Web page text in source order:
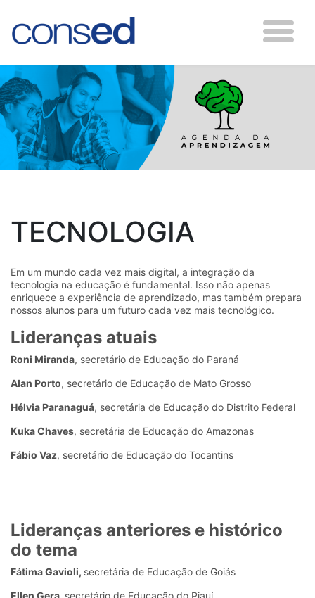
TECNOLOGIA
Em um mundo cada vez mais digital, a integração da
tecnologia na educação é fundamental. Isso não apenas
enriquece a experiência de aprendizado, mas também prepara
nossos alunos para um futuro cada vez mais tecnológico.
Lideranças atuais
Roni Miranda, secretário de Educação do Paraná
Alan Porto, secretário de Educação de Mato Grosso
Hélvia Paranaguá, secretária de Educação do Distrito Federal
Kuka Chaves, secretária de Educação do Amazonas
Fábio Vaz, secretário de Educação do Tocantins
Lideranças anteriores e histórico
do tema
Fátima Gavioli, secretária de Educação de Goiás
Ellen Gera, secretário de Educação do Piauí